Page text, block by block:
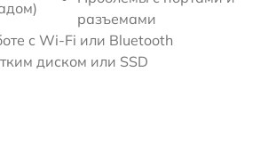
разъемами
с Wi-Fi или Bluetooth
диском или SSD